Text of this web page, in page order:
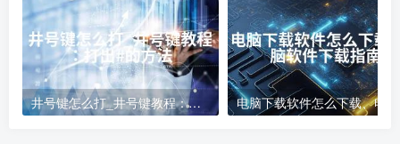
井号键怎么打_井号键教程：打出#的方法